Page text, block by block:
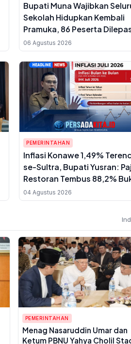
Bupati Muna Wajibkan
Sekolah Hidupkan Kembali
Pramuka, 86 Peserta
Jambore Nasional 2026
06 Agustus 2026
PEMERINTAHAN
Inflasi Konawe 1,49%
se-Sultra, Bupati Yusran:
Restoran Tembus 88,2%
UMKM Bangkit
04 Agustus 2026
PEMERINTAHAN
Menag Nasaruddin Umar dan
Ketum PBNU Yahya Cholil